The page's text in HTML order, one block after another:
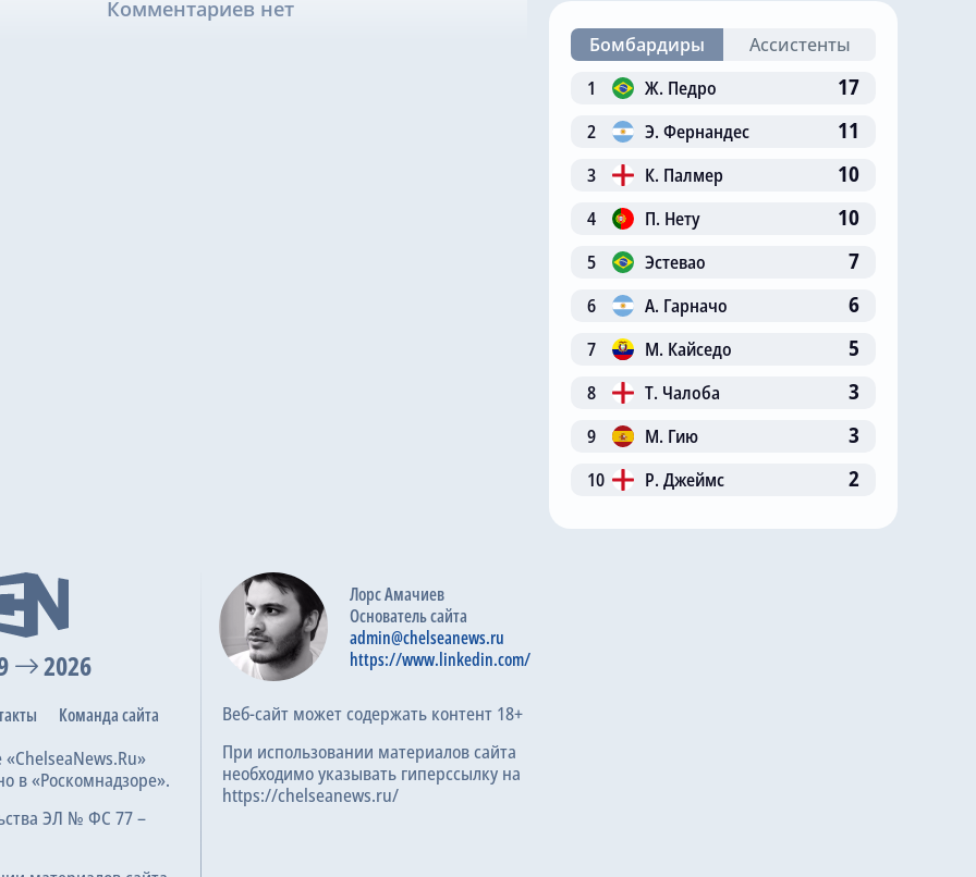
Комментариев нет
Бомбардиры
Ассистенты
1
Ж. Педро 17
2 Э. Фернандес 11
3 К. Палмер 10
4 П. Нету 10
5 Эстевао 7
6 А. Гарначо 6
7 М. Кайседо 5
8 Т. Чалоба 3
9 М. Гию 3
10 Р. Джеймс 2
2026
Команда сайта
в «Роскомнадзоре».
ЭЛ № ФС 77 –
Лорс Амачиев
Основатель сайта
admin@chelseanews.ru
https://www.linkedin.com/
Веб-сайт может содержать контент 18+
При использовании материалов сайта
необходимо указывать гиперссылку на
https://chelseanews.ru/